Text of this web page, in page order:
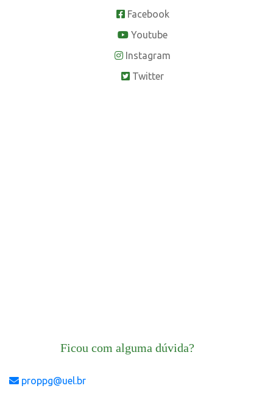
Facebook
Youtube
Instagram
Twitter
Ficou com alguma dúvida?
proppg@uel.br